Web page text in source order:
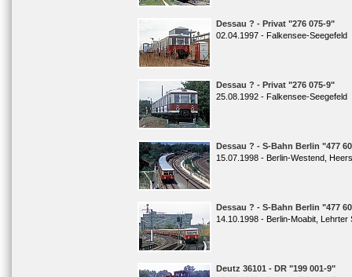
Dessau ? - Privat "276 075-9"
02.04.1997 - Falkensee-Seegefeld
Dessau ? - Privat "276 075-9"
25.08.1992 - Falkensee-Seegefeld
Dessau ? - S-Bahn Berlin "477
15.07.1998 - Berlin-Westend,
Dessau ? - S-Bahn Berlin "477
14.10.1998 - Berlin-Moabit, Lehrter
Deutz 36101 - DR "199 001-9"